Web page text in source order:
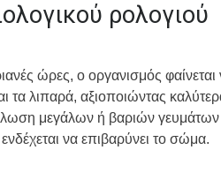
ρολογιού
ώρες, ο οργανισμός φαίνεται
τα λιπαρά, αξιοποιώντας
μεγάλων ή βαριών
να επιβαρύνει το σώμα.